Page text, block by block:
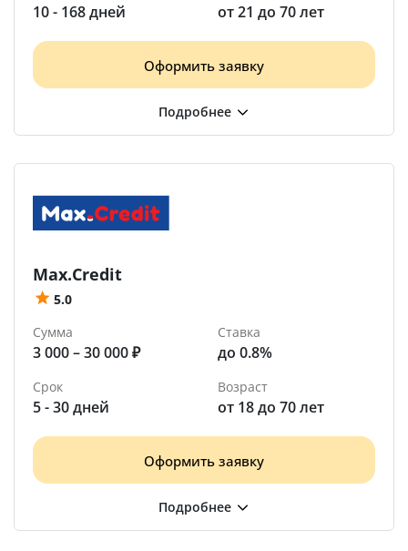
10 - 168 дней от 21 до 70 лет
Оформить заявку
Max.Credit
5.0
Сумма
3 000 – 30 000 ₽
Ставка
до 0.8%
Срок
5 - 30 дней
Возраст
от 18 до 70 лет
Оформить заявку